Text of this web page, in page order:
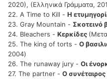
2020), (Ελληνικά Γράμματα,
22. A Time to Kill - Η
23. Gray Mountain - Σκοτεινό
24. Bleachers - Κερκίδες
25. The king of torts - Ο
2004)
26. The runaway jury - Οι
27. The partner - Ο συνέταιρος